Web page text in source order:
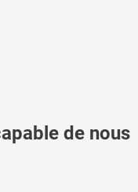
de nous